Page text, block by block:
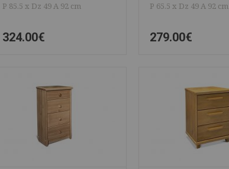
P 85.5 x Dz 49 A 92 cm
324.00€
P 65.5 x Dz 49 A 92 cm
279.00€